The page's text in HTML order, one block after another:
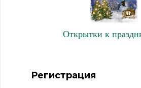
Открытки к
Регистрация